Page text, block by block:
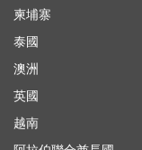
柬埔寨
泰國
澳洲
英國
越南